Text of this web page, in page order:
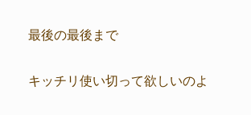
最後の最後まで
キッチリ使い切って欲しいのよ